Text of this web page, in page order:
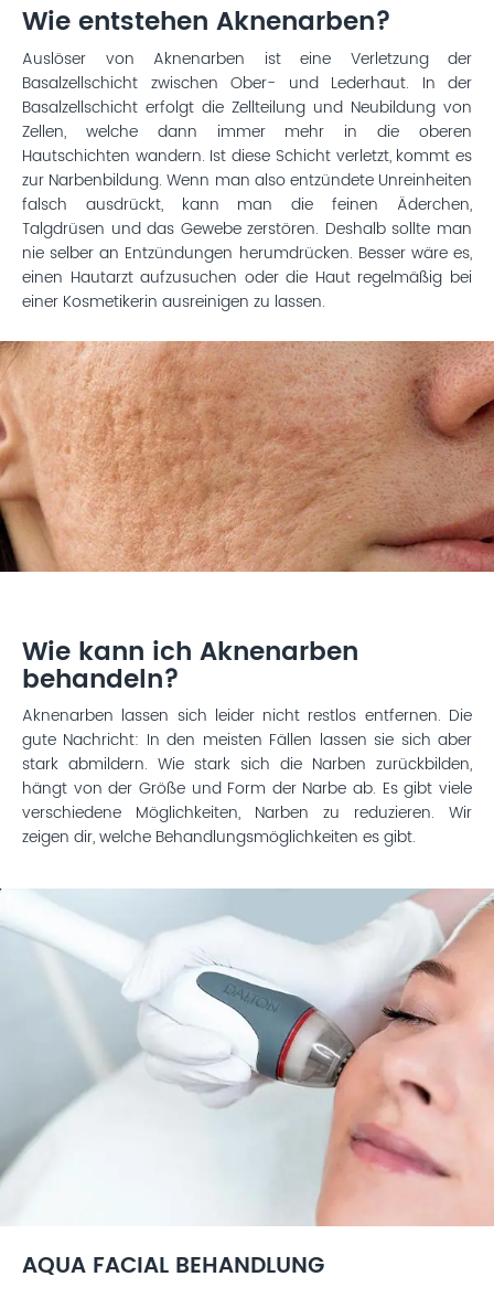
Wie entstehen Aknenarben?
Auslöser von Aknenarben ist eine Verletzung der
Basalzellschicht zwischen Ober- und Lederhaut. In der
Basalzellschicht erfolgt die Zellteilung und Neubildung von
Zellen, welche dann immer mehr in die oberen
Hautschichten wandern. Ist diese Schicht verletzt, kommt es
zur Narbenbildung. Wenn man also entzündete Unreinheiten
falsch ausdrückt, kann man die feinen Äderchen,
Talgdrüsen und das Gewebe zerstören. Deshalb sollte man
nie selber an Entzündungen herumdrücken. Besser wäre es,
einen Hautarzt aufzusuchen oder die Haut regelmäßig bei
einer Kosmetikerin ausreinigen zu lassen.
Wie kann ich Aknenarben
behandeln?
Aknenarben lassen sich leider nicht restlos entfernen. Die
gute Nachricht: In den meisten Fällen lassen sie sich aber
stark abmildern. Wie stark sich die Narben zurückbilden,
hängt von der Größe und Form der Narbe ab. Es gibt viele
verschiedene Möglichkeiten, Narben zu reduzieren. Wir
zeigen dir, welche Behandlungsmöglichkeiten es gibt.
AQUA FACIAL BEHANDLUNG